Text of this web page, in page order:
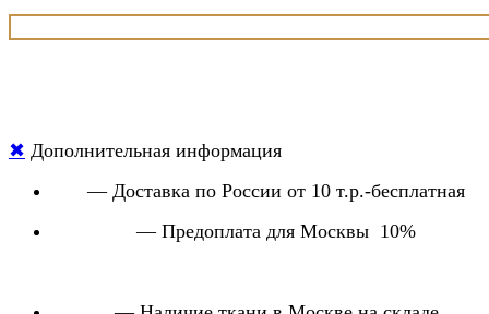
✖ Дополнительная информация
— Доставка по России от 10 т.р.-бесплатная
— Предоплата для Москвы 10%